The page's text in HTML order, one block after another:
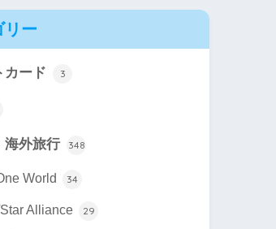
リー
カード 3
海外旅行 348
World 34
Alliance 29